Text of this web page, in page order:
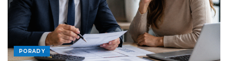
PORADY